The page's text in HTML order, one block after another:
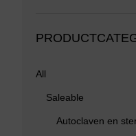
All
Saleable
Autoclaven en